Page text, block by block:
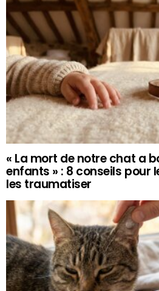
« La mort de notre chat a
enfants » : 8 conseils pour
les traumatiser